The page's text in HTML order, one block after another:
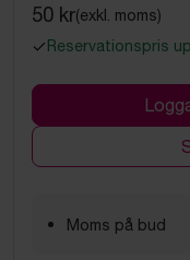
50 kr(exkl. moms)
Reservationspris
Moms på bud